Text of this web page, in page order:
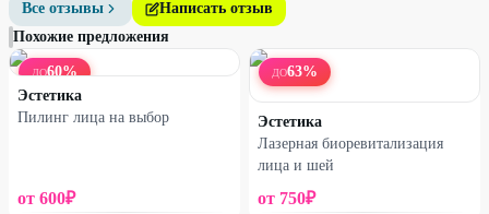
Все отзывы
Написать отзыв
Похожие предложения
ДО60%
Эстетика
Пилинг лица на выбор
от 600₽
ДО63%
Эстетика
Лазерная биоревитализация
лица и шей
от 750₽